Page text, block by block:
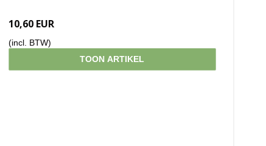
10,60 EUR
(incl. BTW)
TOON ARTIKEL